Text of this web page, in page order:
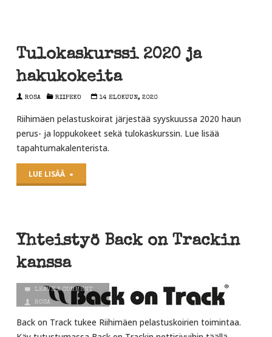
Tulokaskurssi 2020 ja
hakukokeita
ROSA RIIPEKO 14 ELOKUUN, 2020
Riihimäen pelastuskoirat järjestää syyskuussa 2020 haun
perus- ja loppukokeet sekä tulokaskurssin. Lue lisää
tapahtumakalenterista.
LUE LISÄÄ "Tulokaskurssi
hakukokeita"
Yhteistyö Back on Trackin
kanssa
ROSA
LEAVE A COMMENT
Back on Track tukee Riihimäen pelastuskoirien toimintaa.